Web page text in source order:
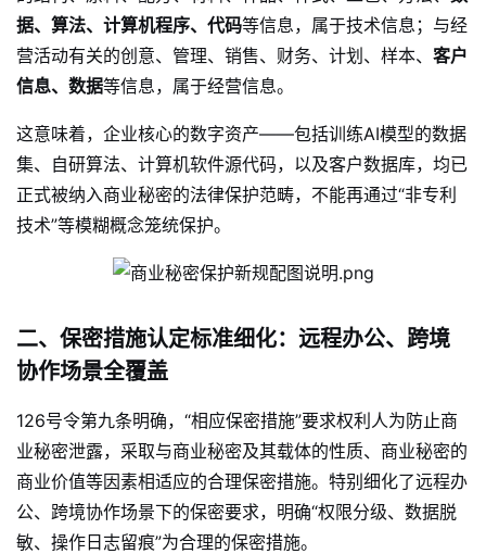
据、算法、计算机程序、代码等信息，属于技术信息；与经
营活动有关的创意、管理、销售、财务、计划、样本、 客户
信息、数据等信息，属于经营信息。
这意味着，企业核心的数字资产——包括训练AI模型的数据
集、自研算法、计算机软件源代码，以及客户数据库，均已
正式被纳入商业秘密的法律保护范畴，不能再通过“非专利
技术”等模糊概念笼统保护。
二、保密措施认定标准细化：远程办公、跨境
协作场景全覆盖
126号令第九条明确，“相应保密措施”要求权利人为防止商
业秘密泄露，采取与商业秘密及其载体的性质、商业秘密的
商业价值等因素相适应的合理保密措施。特别细化了远程办
公、跨境协作场景下的保密要求，明确“权限分级、数据脱
敏、操作日志留痕”为合理的保密措施。